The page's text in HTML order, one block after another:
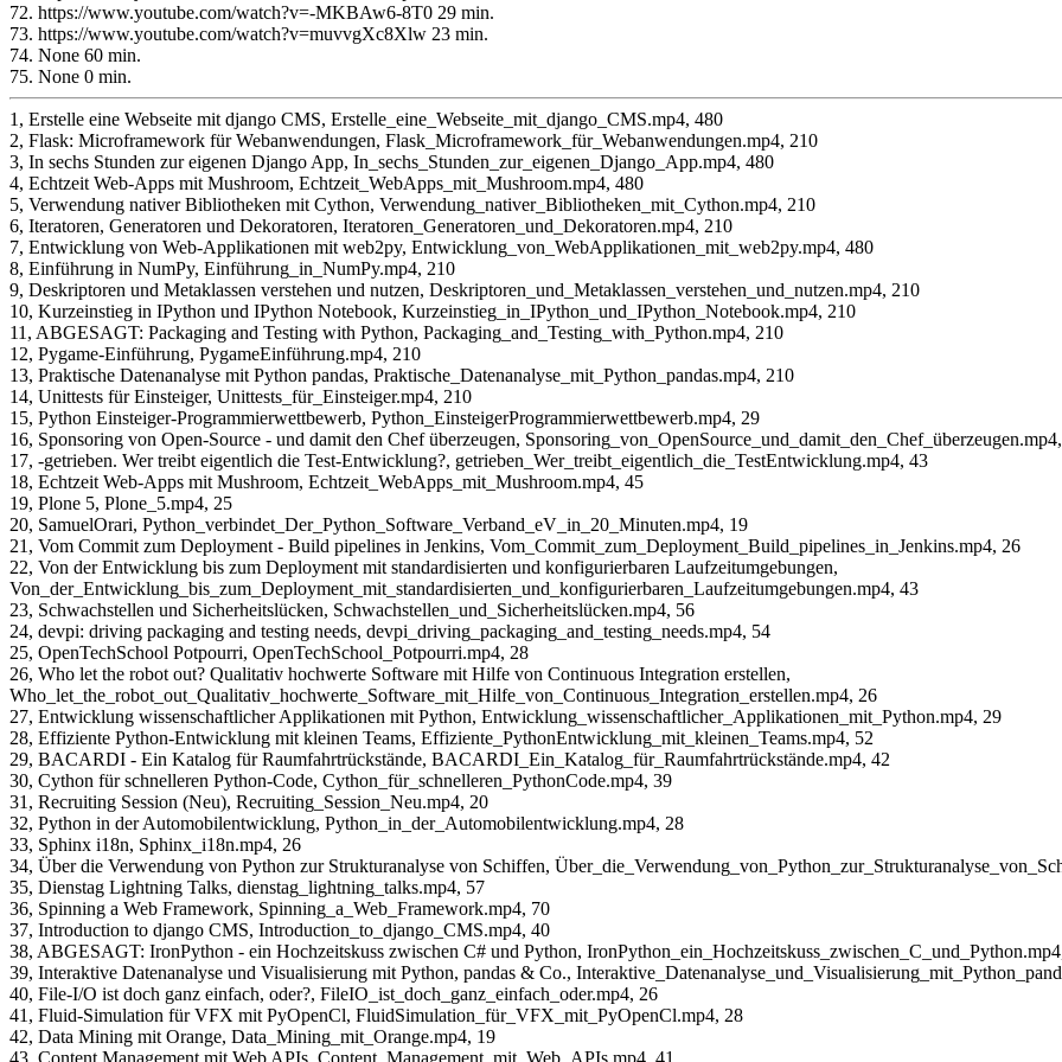
72. https://www.youtube.com/watch?v=-MKBAw6-8T0 29 min.
73. https://www.youtube.com/watch?v=muvvgXc8Xlw 23 min.
74. None 60 min.
75. None 0 min.
1, Erstelle eine Webseite mit django CMS, Erstelle_eine_Webseite_mit_django_CMS.mp4, 480
2, Flask: Microframework für Webanwendungen, Flask_Microframework_für_Webanwendungen.mp4, 210
3, In sechs Stunden zur eigenen Django App, In_sechs_Stunden_zur_eigenen_Django_App.mp4, 480
4, Echtzeit Web-Apps mit Mushroom, Echtzeit_WebApps_mit_Mushroom.mp4, 480
5, Verwendung nativer Bibliotheken mit Cython, Verwendung_nativer_Bibliotheken_mit_Cython.mp4, 210
6, Iteratoren, Generatoren und Dekoratoren, Iteratoren_Generatoren_und_Dekoratoren.mp4, 210
7, Entwicklung von Web-Applikationen mit web2py, Entwicklung_von_WebApplikationen_mit_web2py.mp4, 480
8, Einführung in NumPy, Einführung_in_NumPy.mp4, 210
9, Deskriptoren und Metaklassen verstehen und nutzen, Deskriptoren_und_Metaklassen_verstehen_und_nutzen.mp4, 210
10, Kurzeinstieg in IPython und IPython Notebook, Kurzeinstieg_in_IPython_und_IPython_Notebook.mp4, 210
11, ABGESAGT: Packaging and Testing with Python, Packaging_and_Testing_with_Python.mp4, 210
12, Pygame-Einführung, PygameEinführung.mp4, 210
13, Praktische Datenanalyse mit Python pandas, Praktische_Datenanalyse_mit_Python_pandas.mp4, 210
14, Unittests für Einsteiger, Unittests_für_Einsteiger.mp4, 210
15, Python Einsteiger-Programmierwettbewerb, Python_EinsteigerProgrammierwettbewerb.mp4, 29
16, Sponsoring von Open-Source - und damit den Chef überzeugen,
17, -getrieben. Wer treibt eigentlich die Test-Entwicklung?, getrieben_Wer_treibt_eigentlich_die_TestEntwicklung.mp4, 43
18, Echtzeit Web-Apps mit Mushroom, Echtzeit_WebApps_mit_Mushroom.mp4, 45
19, Plone 5, Plone_5.mp4, 25
20, SamuelOrari, Python_verbindet_Der_Python_Software_Verband_eV_in_20_Minuten.mp4, 19
21, Vom Commit zum Deployment - Build pipelines in Jenkins, Vom_Commit_zum_Deployment_Build_pipelines_in_Jenkins.mp4, 26
22, Von der Entwicklung bis zum Deployment mit standardisierten und konfigurierbaren Laufzeitumgebungen,
Von_der_Entwicklung_bis_zum_Deployment_mit_standardisierten_und_konfigurierbaren_Laufzeitumgebungen.mp4, 43
23, Schwachstellen und Sicherheitslücken, Schwachstellen_und_Sicherheitslücken.mp4, 56
24, devpi: driving packaging and testing needs, devpi_driving_packaging_and_testing_needs.mp4, 54
25, OpenTechSchool Potpourri, OpenTechSchool_Potpourri.mp4, 28
26, Who let the robot out? Qualitativ hochwerte Software mit Hilfe von Continuous Integration erstellen,
Who_let_the_robot_out_Qualitativ_hochwerte_Software_mit_Hilfe_von_Continuous_Integration_erstellen.mp4, 26
27, Entwicklung wissenschaftlicher Applikationen mit Python, Entwicklung_wissenschaftlicher_Applikationen_mit_Python.mp4, 29
28, Effiziente Python-Entwicklung mit kleinen Teams, Effiziente_PythonEntwicklung_mit_kleinen_Teams.mp4, 52
29, BACARDI - Ein Katalog für Raumfahrtrückstände, BACARDI_Ein_Katalog_für_Raumfahrtrückstände.mp4, 42
30, Cython für schnelleren Python-Code, Cython_für_schnelleren_PythonCode.mp4, 39
31, Recruiting Session (Neu), Recruiting_Session_Neu.mp4, 20
32, Python in der Automobilentwicklung, Python_in_der_Automobilentwicklung.mp4, 28
33, Sphinx i18n, Sphinx_i18n.mp4, 26
34, Über die Verwendung von Python zur Strukturanalyse von Schiffen,
35, Dienstag Lightning Talks, dienstag_lightning_talks.mp4, 57
36, Spinning a Web Framework, Spinning_a_Web_Framework.mp4, 70
37, Introduction to django CMS, Introduction_to_django_CMS.mp4, 40
38, ABGESAGT: IronPython - ein Hochzeitskuss zwischen C# und Python,
39, Interaktive Datenanalyse und Visualisierung mit Python, pandas & Co.,
40, File-I/O ist doch ganz einfach, oder?, FileIO_ist_doch_ganz_einfach_oder.mp4, 26
41, Fluid-Simulation für VFX mit PyOpenCl, FluidSimulation_für_VFX_mit_PyOpenCl.mp4, 28
42, Data Mining mit Orange, Data_Mining_mit_Orange.mp4, 19
43, Content Management mit Web APIs, Content_Management_mit_Web_APIs.mp4, 41